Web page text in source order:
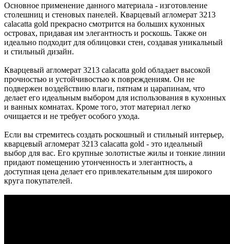
Основное применение данного материала - изготовление
столешниц и стеновых панелей. Кварцевый агломерат 3213
calacatta gold прекрасно смотрится на больших кухонных
островах, придавая им элегантность и роскошь. Также он
идеально подходит для облицовки стен, создавая уникальный
и стильный дизайн.
Кварцевый агломерат 3213 calacatta gold обладает высокой
прочностью и устойчивостью к повреждениям. Он не
подвержен воздействию влаги, пятнам и царапинам, что
делает его идеальным выбором для использования в кухонных
и ванных комнатах. Кроме того, этот материал легко
очищается и не требует особого ухода.
Если вы стремитесь создать роскошный и стильный интерьер,
кварцевый агломерат 3213 calacatta gold - это идеальный
выбор для вас. Его крупные золотистые жилы и тонкие линии
придают помещению утонченность и элегантность, а
доступная цена делает его привлекательным для широкого
круга покупателей.